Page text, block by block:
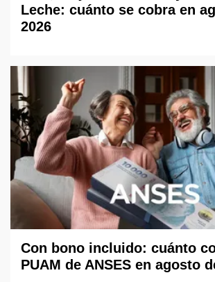
Leche: cuánto se cobra en
2026
Con bono incluido: cuánto
PUAM de ANSES en agosto